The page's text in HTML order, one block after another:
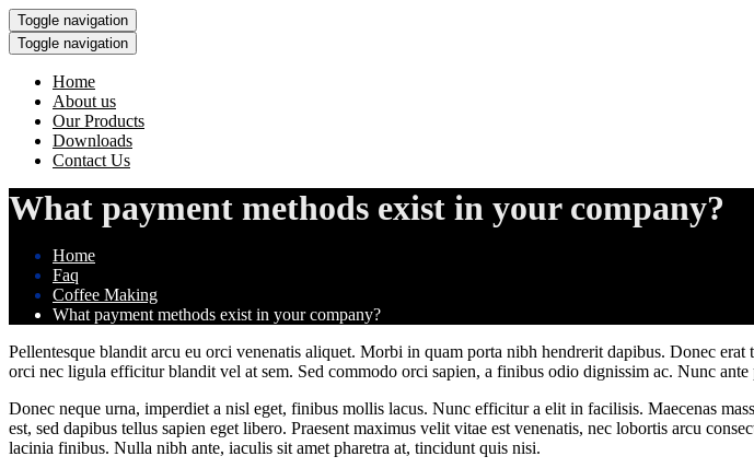
Toggle navigation
Toggle navigation
Home
About us
Our Products
Downloads
Contact Us
What payment methods exist in your company?
Home
Faq
Coffee Making
What payment methods exist in your company?
Pellentesque blandit arcu eu orci venenatis aliquet. Morbi in quam porta nibh hendrerit dapibus. Donec
orci nec ligula efficitur blandit vel at sem. Sed commodo orci sapien, a finibus odio dignissim ac. Nunc
Donec neque urna, imperdiet a nisl eget, finibus mollis lacus. Nunc efficitur a elit in facilisis. Maecenas
est, sed dapibus tellus sapien eget libero. Praesent maximus velit vitae est venenatis, nec lobortis arcu
lacinia finibus. Nulla nibh ante, iaculis sit amet pharetra at, tincidunt quis nisi.